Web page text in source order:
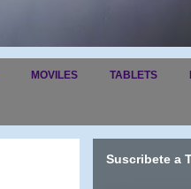
MOVILES TABLETS
Suscribete a